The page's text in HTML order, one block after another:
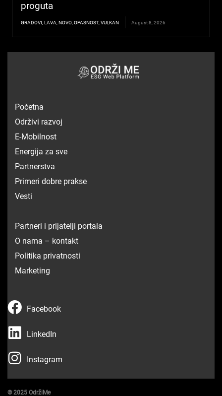
proguta
GRADOVI,LAVA,NOVO,OPASNOST,VULKAN August 8, 2026
Početna
Održivi razvoj
E-Mobilnost
Energija za sve
Partnerstva
Primeri dobre prakse
Vesti
Partneri i prijatelji portala
O nama – kontakt
Politika privatnosti
Marketing
F
a
c
e
b
o
Facebook
L
i
n
k
e
LinkedIn
I
s
Instagram
© 2025 OdržiMe